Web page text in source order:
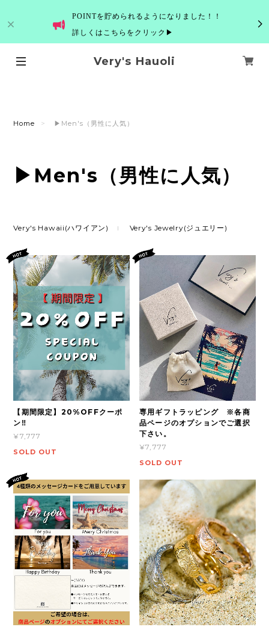
POINTを貯められるようになりました！！
詳しくはこちらをクリック▶
Very's Hauoli
Home ▶Men's（男性に人気）
▶Men's（男性に人気）
Very's Hawaii(ハワイアン) Very's Jewelry(ジュエリー)
【期間限定】20%OFFクーポ
ン‼
¥7,777
SOLD OUT
専用ギフトラッピング ※各商
品ページのオプションでご選択
下さい。
¥7,777
SOLD OUT